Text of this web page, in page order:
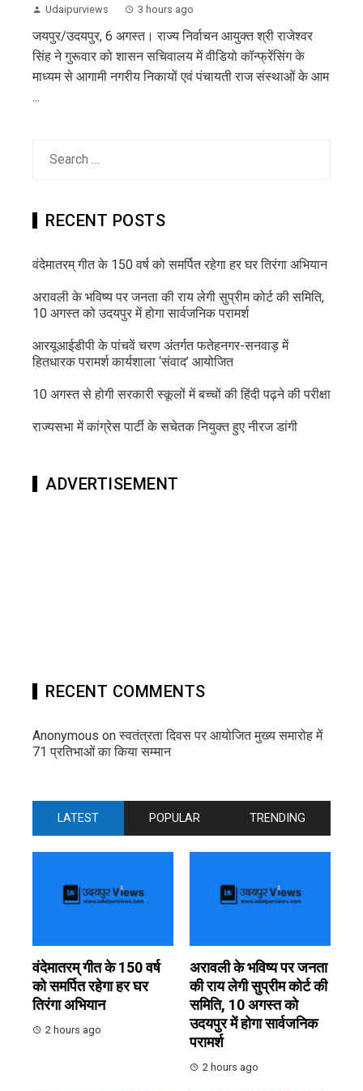
Udaipurviews 3 hours ago
जयपुर/उदयपुर, 6 अगस्त। राज्य निर्वाचन आयुक्त श्री राजेश्वर
सिंह ने गुरूवार को शासन सचिवालय में वीडियो कॉन्फ्रेंसिंग के
माध्यम से आगामी नगरीय निकायों एवं पंचायती राज संस्थाओं के आम
...
RECENT POSTS
वंदेमातरम् गीत के 150 वर्ष को समर्पित रहेगा हर घर तिरंगा अभियान
अरावली के भविष्य पर जनता की राय लेगी सुप्रीम कोर्ट की समिति,
10 अगस्त को उदयपुर में होगा सार्वजनिक परामर्श
आरयूआईडीपी के पांचवें चरण अंतर्गत फतेहनगर-सनवाड़ में
हितधारक परामर्श कार्यशाला ‘संवाद’ आयोजित
10 अगस्त से होगी सरकारी स्कूलों में बच्चों की हिंदी पढ़ने की परीक्षा
राज्यसभा में कांग्रेस पार्टी के सचेतक नियुक्त हुए नीरज डांगी
ADVERTISEMENT
RECENT COMMENTS
Anonymous onस्वतंत्रता दिवस पर आयोजित मुख्य समारोह में
71 प्रतिभाओं का किया सम्मान
LATEST POPULAR TRENDING
वंदेमातरम् गीत के 150 वर्ष
को समर्पित रहेगा हर घर
तिरंगा अभियान
2 hours ago
अरावली के भविष्य पर जनता
की राय लेगी सुप्रीम कोर्ट की
समिति, 10 अगस्त को
उदयपुर में होगा सार्वजनिक
परामर्श
2 hours ago